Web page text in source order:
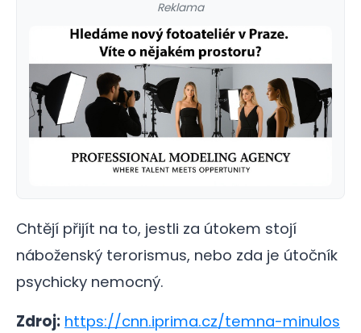
Reklama
Chtějí přijít na to, jestli za útokem stojí
náboženský terorismus, nebo zda je útočník
psychicky nemocný.
Zdroj: https://cnn.iprima.cz/temna-minulos